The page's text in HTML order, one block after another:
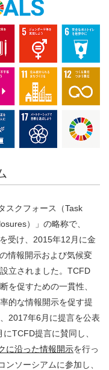
スクフォース（Task
）」の略称で、
受け、2015年12月に金
情報開示および気候変
立されました。TCFD
を促すための一貫性、
的な情報開示を促す提
2017年6月に提言を公表
TCFD提言に賛同し、
に沿った情報開示を行っ
ソーシアムに参加し、